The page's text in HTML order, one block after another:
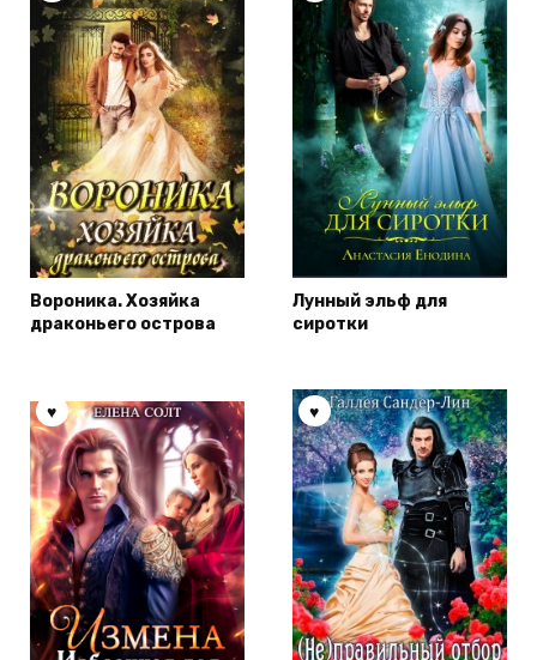
Вороника. Хозяйка
драконьего острова
Лунный эльф для
сиротки